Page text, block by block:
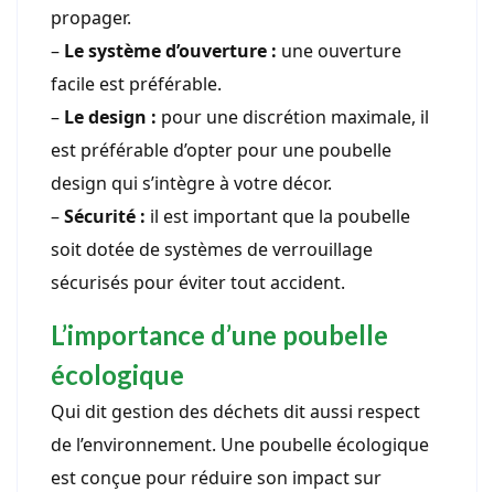
propager.
– Le système d’ouverture : une ouverture
facile est préférable.
– Le design : pour une discrétion maximale, il
est préférable d’opter pour une poubelle
design qui s’intègre à votre décor.
–Sécurité : il est important que la poubelle
soit dotée de systèmes de verrouillage
sécurisés pour éviter tout accident.
L’importance d’une poubelle
écologique
Qui dit gestion des déchets dit aussi respect
de l’environnement. Une poubelle écologique
est conçue pour réduire son impact sur